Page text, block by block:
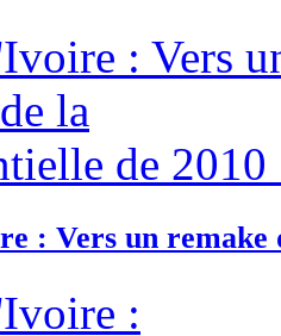
: Vers un remake